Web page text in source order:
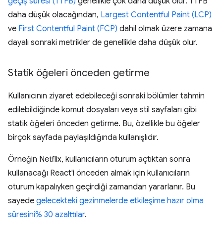
daha düşük olacağından, Largest Contentful Paint (LCP)
ve First Contentful Paint (FCP) dahil olmak üzere zamana
dayalı sonraki metrikler de genellikle daha düşük olur.
Statik öğeleri önceden getirme
Kullanıcının ziyaret edebileceği sonraki bölümler tahmin
edilebildiğinde komut dosyaları veya stil sayfaları gibi
statik öğeleri önceden getirme. Bu, özellikle bu öğeler
birçok sayfada paylaşıldığında kullanışlıdır.
Örneğin Netflix, kullanıcıların oturum açtıktan sonra
kullanacağı React'i önceden almak için kullanıcıların
oturum kapalıyken geçirdiği zamandan yararlanır. Bu
sayede gelecekteki gezinmelerde etkileşime hazır olma
süresini% 30 azalttılar.